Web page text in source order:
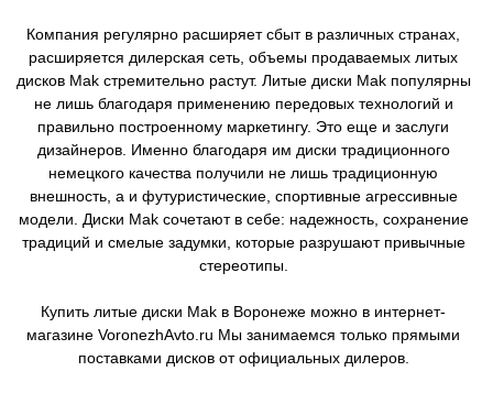
Компания регулярно расширяет сбыт в различных странах,
расширяется дилерская сеть, объемы продаваемых литых
дисков Mak стремительно растут. Литые диски Mak популярны
не лишь благодаря применению передовых технологий и
правильно построенному маркетингу. Это еще и заслуги
дизайнеров. Именно благодаря им диски традиционного
немецкого качества получили не лишь традиционную
внешность, а и футуристические, спортивные агрессивные
модели. Диски Mak сочетают в себе: надежность, сохранение
традиций и смелые задумки, которые разрушают привычные
стереотипы.
Купить литые диски Mak в Воронеже можно в интернет-
магазине VoronezhAvto.ru Мы занимаемся только прямыми
поставками дисков от официальных дилеров.